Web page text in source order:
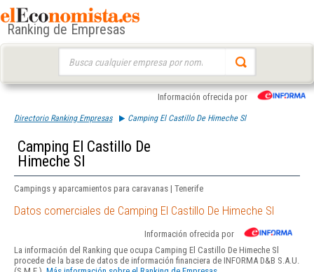
Ranking de Empresas
Información ofrecida por
Directorio Ranking Empresas Camping El Castillo De Himeche Sl
Camping El Castillo De
Himeche Sl
Campings y aparcamientos para caravanas | Tenerife
Datos comerciales de Camping El Castillo De Himeche Sl
Información ofrecida por
La información del Ranking que ocupa Camping El Castillo De Himeche Sl
procede de la base de datos de información financiera de INFORMA D&B S.A.U.